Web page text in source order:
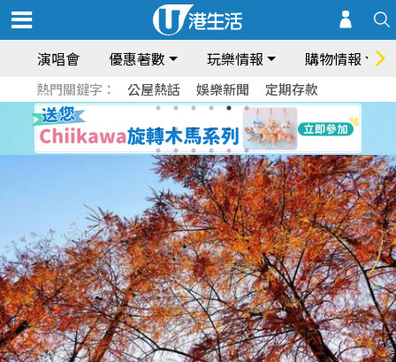
演唱會 優惠著數 玩樂情報 購物情報
熱門關鍵字： 公屋熱話 娛樂新聞 定期存款